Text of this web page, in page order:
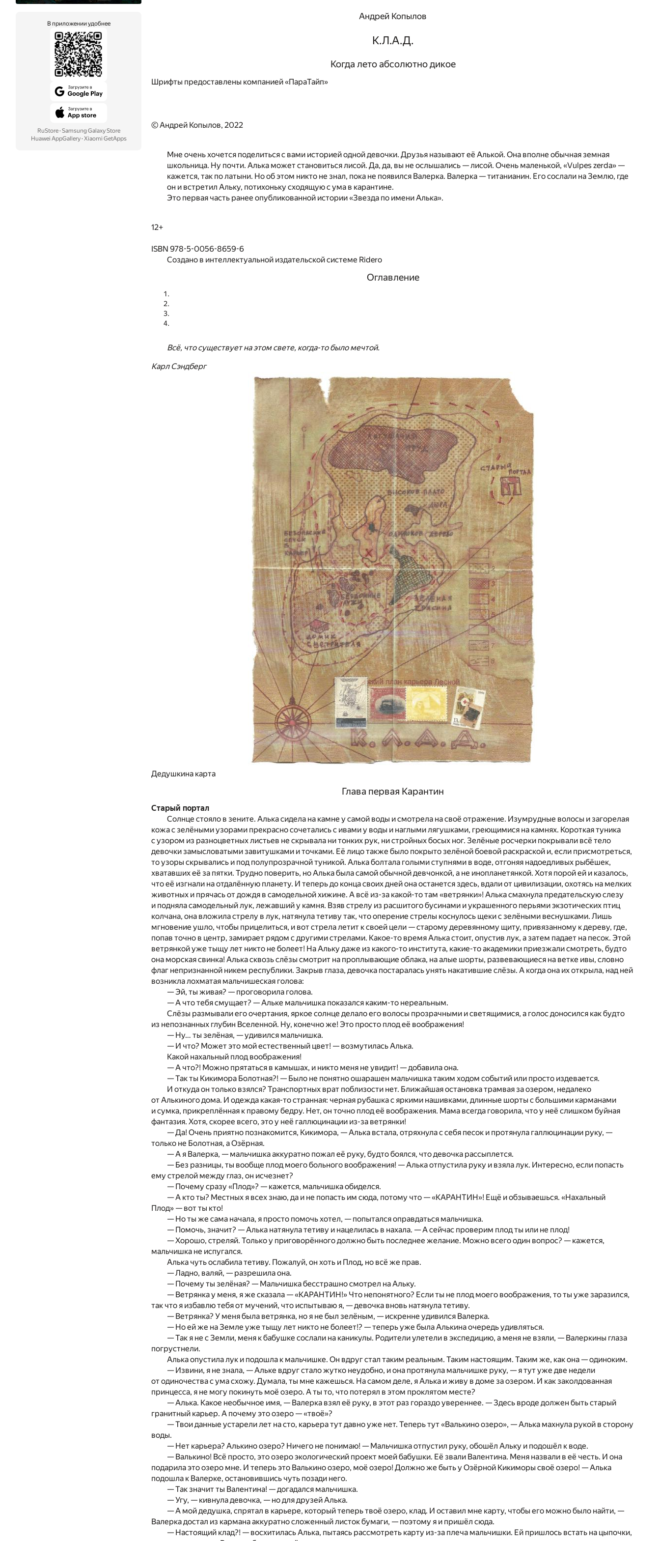
В приложении удобнее
RuStore· Samsung Galaxy Store
Huawei AppGallery· Xiaomi GetApps
Андрей Копылов
К.Л.А.Д.
Когда лето абсолютно дикое
Шрифты предоставлены компанией «ПараТайп»
© Андрей Копылов, 2022
Мне очень хочется поделиться с вами историей одной девочки. Друзья называют её Алькой. Она вполне обычная земная
школьница. Ну почти. Алька может становиться лисой. Да, да, вы не ослышались — лисой. Очень маленькой, «Vulpes zerda» —
кажется, так по латыни. Но об этом никто не знал, пока не появился Валерка. Валерка — титанианин. Его сослали на Землю, где
он и встретил Альку, потихоньку сходящую с ума в карантине.
Это первая часть ранее опубликованной истории «Звезда по имени Алька».
12+
ISBN 978-5-0056-8659-6
Создано в интеллектуальной издательской системе Ridero
Оглавление
Всё, что существует на этом свете, когда-то было мечтой.
Карл Сэндберг
Дедушкина карта
Глава первая Карантин
Старый портал
Солнце стояло в зените. Алька сидела на камне у самой воды и смотрела на своё отражение. Изумрудные волосы и загорелая
кожа с зелёными узорами прекрасно сочетались с ивами у воды и наглыми лягушками, греющимися на камнях. Короткая туника
с узором из разноцветных листьев не скрывала ни тонких рук, ни стройных босых ног. Зелёные росчерки покрывали всё тело
девочки замысловатыми завитушками и точками. Её лицо также было покрыто зелёной боевой раскраской и, если присмотреться,
то узоры скрывались и под полупрозрачной туникой. Алька болтала голыми ступнями в воде, отгоняя надоедливых рыбёшек,
хватавших её за пятки. Трудно поверить, но Алька была самой обычной девчонкой, а не инопланетянкой. Хотя порой ей и казалось,
что её изгнали на отдалённую планету. И теперь до конца своих дней она останется здесь, вдали от цивилизации, охотясь на мелких
животных и прячась от дождя в самодельной хижине. А всё из-за какой-то там «ветрянки»! Алька смахнула предательскую слезу
и подняла самодельный лук, лежавший у камня. Взяв стрелу из расшитого бусинами и украшенного перьями экзотических птиц
колчана, она вложила стрелу в лук, натянула тетиву так, что оперение стрелы коснулось щеки с зелёными веснушками. Лишь
мгновение ушло, чтобы прицелиться, и вот стрела летит к своей цели — старому деревянному щиту, привязанному к дереву, где,
попав точно в центр, замирает рядом с другими стрелами. Какое-то время Алька стоит, опустив лук, а затем падает на песок. Этой
ветрянкой уже тыщу лет никто не болеет! На Альку даже из какого-то института, какие-то академики приезжали смотреть, будто
она морская свинка! Алька сквозь слёзы смотрит на проплывающие облака, на алые шорты, развевающиеся на ветке ивы, словно
флаг непризнанной никем республики. Закрыв глаза, девочка постаралась унять накатившие слёзы. А когда она их открыла, над ней
возникла лохматая мальчишеская голова:
— Эй, ты живая? — проговорила голова.
— А что тебя смущает? — Альке мальчишка показался каким-то нереальным.
Слёзы размывали его очертания, яркое солнце делало его волосы прозрачными и светящимися, а голос доносился как будто
из непознанных глубин Вселенной. Ну, конечно же! Это просто плод её воображения!
— Ну… ты зелёная, — удивился мальчишка.
— И что? Может это мой естественный цвет! — возмутилась Алька.
Какой нахальный плод воображения!
— А что?! Можно прятаться в камышах, и никто меня не увидит! — добавила она.
— Так ты Кикимора Болотная?! — Было не понятно ошарашен мальчишка таким ходом событий или просто издевается.
И откуда он только взялся? Транспортных врат поблизости нет. Ближайшая остановка трамвая за озером, недалеко
от Алькиного дома. И одежда какая-то странная: черная рубашка с яркими нашивками, длинные шорты с большими карманами
и сумка, прикреплённая к правому бедру. Нет, он точно плод её воображения. Мама всегда говорила, что у неё слишком буйная
фантазия. Хотя, скорее всего, это у неё галлюцинации из-за ветрянки!
— Да! Очень приятно познакомится, Кикимора, — Алька встала, отряхнула с себя песок и протянула галлюцинации руку, —
только не Болотная, а Озёрная.
— А я Валерка, — мальчишка аккуратно пожал её руку, будто боялся, что девочка рассыплется.
— Без разницы, ты вообще плод моего больного воображения! — Алька отпустила руку и взяла лук. Интересно, если попасть
ему стрелой между глаз, он исчезнет?
— Почему сразу «Плод»? — кажется, мальчишка обиделся.
— А кто ты? Местных я всех знаю, да и не попасть им сюда, потому что — «КАРАНТИН»! Ещё и обзываешься. «Нахальный
Плод» — вот ты кто!
— Но ты же сама начала, я просто помочь хотел, — попытался оправдаться мальчишка.
— Помочь, значит? — Алька натянула тетиву и нацелилась в нахала. — А сейчас проверим плод ты или не плод!
— Хорошо, стреляй. Только у приговорённого должно быть последнее желание. Можно всего один вопрос? — кажется,
мальчишка не испугался.
Алька чуть ослабила тетиву. Пожалуй, он хоть и Плод, но всё же прав.
— Ладно, валяй, — разрешила она.
— Почему ты зелёная? — Мальчишка бесстрашно смотрел на Альку.
— Ветрянка у меня, я же сказала — «КАРАНТИН!» Что непонятного? Если ты не плод моего воображения, то ты уже заразился,
так что я избавлю тебя от мучений, что испытываю я, — девочка вновь натянула тетиву.
— Ветрянка? У меня была ветрянка, но я не был зелёным, — искренне удивился Валерка.
— Но ей же на Земле уже тыщу лет никто не болеет!? — теперь уже была Алькина очередь удивляться.
— Так я не с Земли, меня к бабушке сослали на каникулы. Родители улетели в экспедицию, а меня не взяли, — Валеркины глаза
погрустнели.
Алька опустила лук и подошла к мальчишке. Он вдруг стал таким реальным. Таким настоящим. Таким же, как она — одиноким.
— Извини, я не знала, — Альке вдруг стало жутко неудобно, и она протянула мальчишке руку, — я тут уже две недели
от одиночества с ума схожу. Думала, ты мне кажешься. На самом деле, я Алька и живу в доме за озером. И как заколдованная
принцесса, я не могу покинуть моё озеро. А ты то, что потерял в этом проклятом месте?
— Алька. Какое необычное имя, — Валерка взял её руку, в этот раз гораздо увереннее. — Здесь вроде должен быть старый
гранитный карьер. А почему это озеро — «твоё»?
— Твои данные устарели лет на сто, карьера тут давно уже нет. Теперь тут «Валькино озеро», — Алька махнула рукой в сторону
воды.
— Нет карьера? Алькино озеро? Ничего не понимаю! — Мальчишка отпустил руку, обошёл Альку и подошёл к воде.
— Валькино! Всё просто, это озеро экологический проект моей бабушки. Её звали Валентина. Меня назвали в её честь. И она
подарила это озеро мне. И теперь это Валькино озеро, моё озеро! Должно же быть у Озёрной Кикиморы своё озеро! — Алька
подошла к Валерке, остановившись чуть позади него.
— Так значит ты Валентина! — догадался мальчишка.
— Угу, — кивнула девочка, — но для друзей Алька.
— А мой дедушка, спрятал в карьере, который теперь твоё озеро, клад. И оставил мне карту, чтобы его можно было найти, —
Валерка достал из кармана аккуратно сложенный листок бумаги, — поэтому я и пришёл сюда.
— Настоящий клад?! — восхитилась Алька, пытаясь рассмотреть карту из-за плеча мальчишки. Ей пришлось встать на цыпочки,